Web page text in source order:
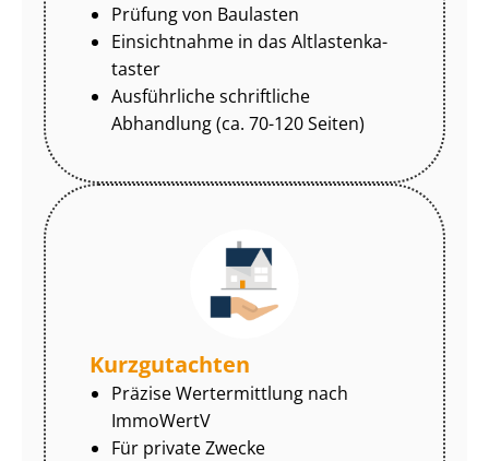
Prüfung von Baulasten
Einsichtnahme in das Alt­las­ten­ka­
tas­ter
Ausführliche schriftliche
Abhandlung (ca. 70-120 Seiten)
Kurzgutachten
Präzise Wertermittlung nach
ImmoWertV
Für private Zwecke